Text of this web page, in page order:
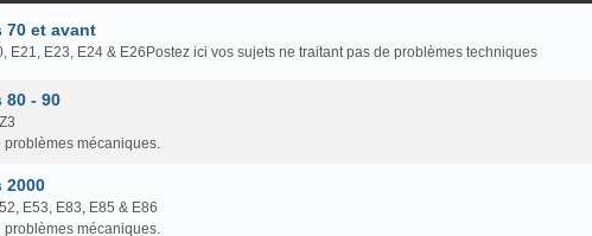
70 et avant
E21, E23, E24 & E26Postez ici vos sujets ne traitant pas de problèmes techniques
80 - 90
problèmes mécaniques.
2000
E53, E83, E85 & E86
problèmes mécaniques.